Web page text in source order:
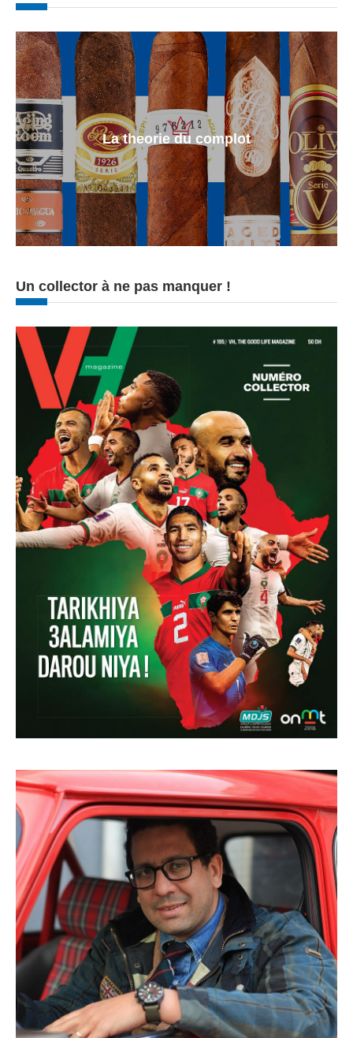
La theorie du complot
Un collector à ne pas manquer !